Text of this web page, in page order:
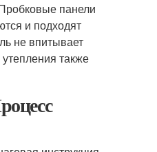
панели
и подходят
не впитывает
также